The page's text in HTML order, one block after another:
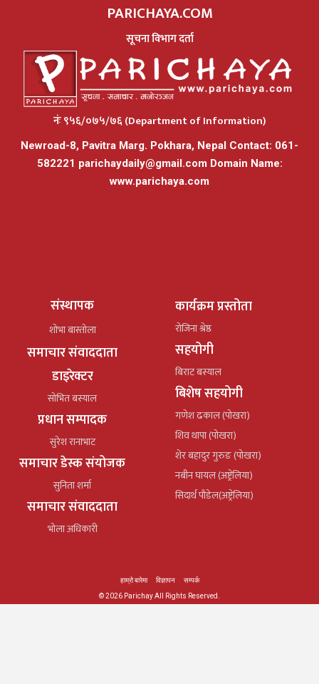
PARICHAYA.COM
सूचना विभाग दर्ता
नंः ९५६/०७५/७६ (Department of Information)
Newroad-8, Pavitra Marg. Pokhara, Nepal Contact: 061-
582221 parichaydaily@gmail.comDomain Name:
www.parichaya.com
संस्थापक
शोभा बास्तोला
समाचार संवाददाता
डाइरेक्टर
सोभित बस्याल
प्रधान सम्पादक
सुरेश रानाभाट
समाचार डेस्क संयोजक
सुनिता शर्मा
समाचार संवाददाता
भोला अधिकारी
कार्यक्रम प्रस्तोता
रोजिना श्रेष्ठ
सहयोगी
बिराट बस्याल
बिशेष सहयोगी
गणेश ढकाल (पोखरा)
शिव थापा (पोखरा)
शेर बहादुर गुरुङ (पोखरा)
नबीन घायल (अष्ट्रेलिया)
सिदार्थ पौडेल(अष्ट्रेलिया)
हाम्रो बारेमा विज्ञापन
सम्पर्क
© 2026 Parichay All Rights Reserved.